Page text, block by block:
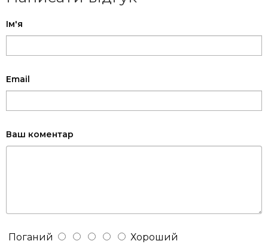
Ім'я
Email
Ваш коментар
Поганий Хороший